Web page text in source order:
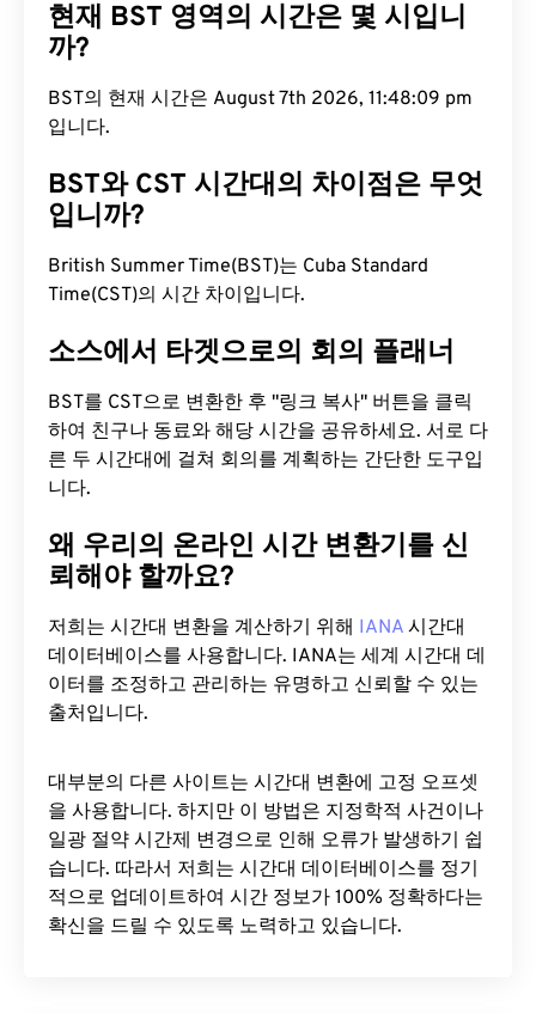
현재 BST 영역의 시간은 몇 시입니
까?
BST의 현재 시간은 August 7th 2026, 11:48:10 pm입
니다.
BST와 CST 시간대의 차이점은 무엇
입니까?
British Summer Time(BST)는 Cuba Standard
Time(CST)의 시간 차이입니다.
소스에서 타겟으로의 회의 플래너
BST를 CST으로 변환한 후 "링크 복사" 버튼을 클릭
하여 친구나 동료와 해당 시간을 공유하세요. 서로 다
른 두 시간대에 걸쳐 회의를 계획하는 간단한 도구입
니다.
왜 우리의 온라인 시간 변환기를 신
뢰해야 할까요?
저희는 시간대 변환을 계산하기 위해 IANA 시간대
데이터베이스를 사용합니다. IANA는 세계 시간대 데
이터를 조정하고 관리하는 유명하고 신뢰할 수 있는
출처입니다.
대부분의 다른 사이트는 시간대 변환에 ​​고정 오프셋
을 사용합니다. 하지만 이 방법은 지정학적 사건이나
일광 절약 시간제 변경으로 인해 오류가 발생하기 쉽
습니다. 따라서 저희는 시간대 데이터베이스를 정기
적으로 업데이트하여 시간 정보가 100% 정확하다는
확신을 드릴 수 있도록 노력하고 있습니다.